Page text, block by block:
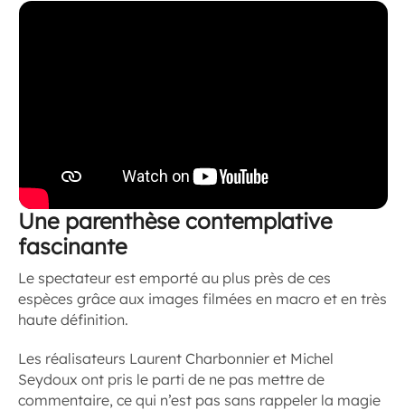
Une parenthèse contemplative
fascinante
Le spectateur est emporté au plus près de ces
espèces grâce aux images filmées en macro et en très
haute définition.
Les réalisateurs Laurent Charbonnier et Michel
Seydoux ont pris le parti de ne pas mettre de
commentaire, ce qui n’est pas sans rappeler la magie